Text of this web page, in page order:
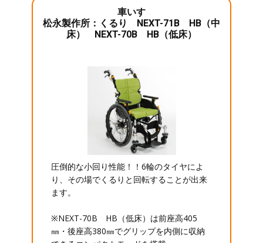
車いす
松永製作所：くるり NEXT-71B HB（中
床） NEXT-70B HB（低床）
圧倒的な小回り性能！！6輪のタイヤによ
り、その場でくるりと回転することが出来
ます。
※NEXT-70B HB（低床）は前座高405
㎜・後座高380㎜でグリップを内側に収納